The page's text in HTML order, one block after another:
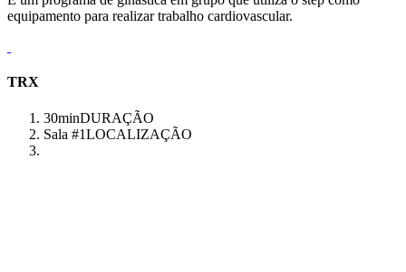
equipamento para realizar trabalho cardiovascular.
TRX
30minDURAÇÃO
Sala #1LOCALIZAÇÃO